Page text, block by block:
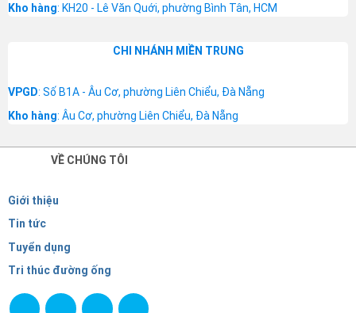
Kho hàng: KH20 - Lê Văn Quới, phường Bình Tân, HCM
CHI NHÁNH MIỀN TRUNG
VPGD: Số B1A - Âu Cơ, phường Liên Chiểu, Đà Nẵng
Kho hàng: Âu Cơ, phường Liên Chiểu, Đà Nẵng
VỀ CHÚNG TÔI
Giới thiệu
Tin tức
Tuyển dụng
Tri thúc đường ống